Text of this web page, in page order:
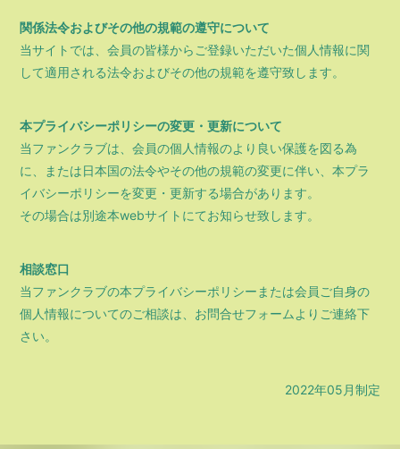
関係法令およびその他の規範の遵守について
当サイトでは、会員の皆様からご登録いただいた個人情報に関
して適用される法令およびその他の規範を遵守致します。
本プライバシーポリシーの変更・更新について
当ファンクラブは、会員の個人情報のより良い保護を図る為
に、または日本国の法令やその他の規範の変更に伴い、本プラ
イバシーポリシーを変更・更新する場合があります。
その場合は別途本webサイトにてお知らせ致します。
相談窓口
当ファンクラブの本プライバシーポリシーまたは会員ご自身の
個人情報についてのご相談は、お問合せフォームよりご連絡下
さい。
2022年05月制定